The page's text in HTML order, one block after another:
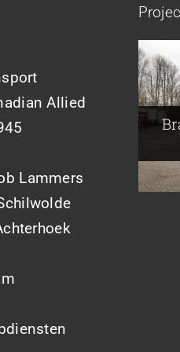
Allied
Lammers